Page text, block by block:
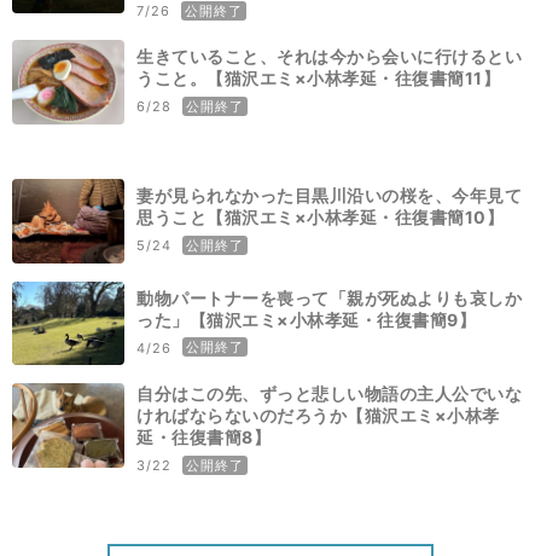
7/26 公開終了
生きていること、それは今から会いに行けるとい
うこと。【猫沢エミ×小林孝延・往復書簡11】
6/28 公開終了
妻が見られなかった目黒川沿いの桜を、今年見て
思うこと【猫沢エミ×小林孝延・往復書簡10】
5/24 公開終了
動物パートナーを喪って「親が死ぬよりも哀しか
った」【猫沢エミ×小林孝延・往復書簡9】
4/26 公開終了
自分はこの先、ずっと悲しい物語の主人公でいな
ければならないのだろうか【猫沢エミ×小林孝
延・往復書簡8】
3/22 公開終了